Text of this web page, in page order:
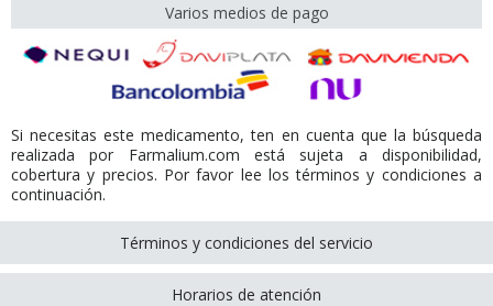
Varios medios de pago
Si necesitas este medicamento, ten en cuenta que la búsqueda
realizada por Farmalium.com está sujeta a disponibilidad,
cobertura y precios. Por favor lee los términos y condiciones a
continuación.
Términos y condiciones del servicio
Horarios de atención